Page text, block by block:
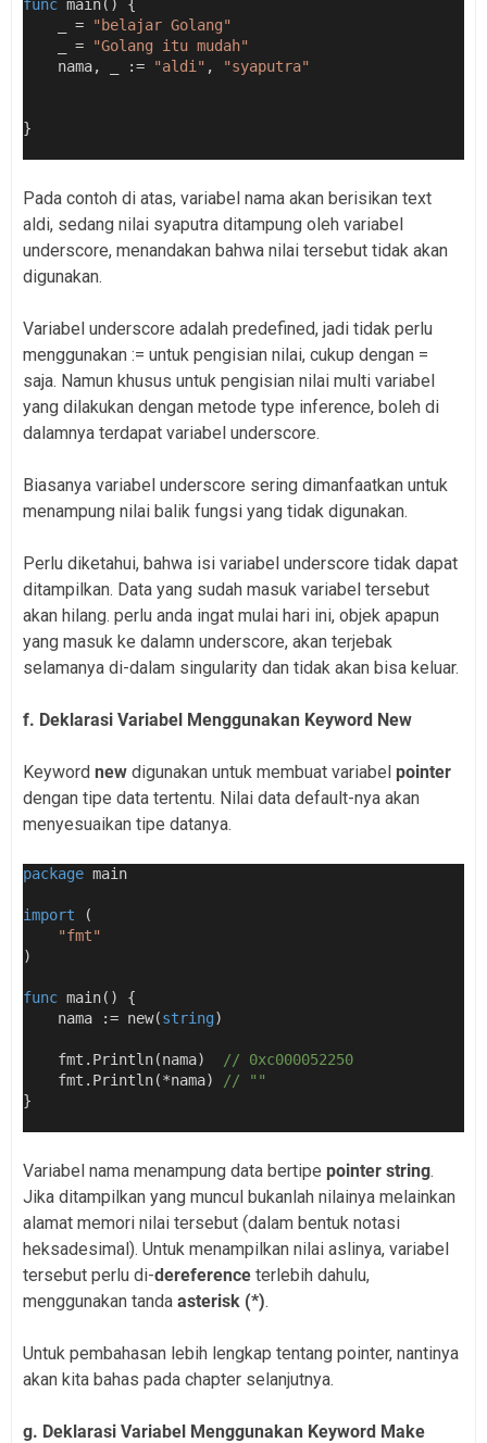
func main() {
_ =
"belajar Golang"
_ =
"Golang itu mudah"
nama, _ :=
"aldi" , "syaputra"
}
Pada contoh di atas, variabel nama akan berisikan text
aldi, sedang nilai syaputra ditampung oleh variabel
underscore, menandakan bahwa nilai tersebut tidak akan
digunakan.
Variabel underscore adalah predefined, jadi tidak perlu
menggunakan := untuk pengisian nilai, cukup dengan =
saja. Namun khusus untuk pengisian nilai multi variabel
yang dilakukan dengan metode type inference, boleh di
dalamnya terdapat variabel underscore.
Biasanya variabel underscore sering dimanfaatkan untuk
menampung nilai balik fungsi yang tidak digunakan.
Perlu diketahui, bahwa isi variabel underscore tidak dapat
ditampilkan. Data yang sudah masuk variabel tersebut
akan hilang. perlu anda ingat mulai hari ini, objek apapun
yang masuk ke dalamn underscore, akan terjebak
selamanya di-dalam singularity dan tidak akan bisa keluar.
f. Deklarasi Variabel Menggunakan Keyword New
Keyword new digunakan untuk membuat variabel pointer
dengan tipe data tertentu. Nilai data default-nya akan
menyesuaikan tipe datanya.
package main
import (
"fmt"
)
func main() {
nama := new(string)
fmt.Println(nama)
// 0xc000052250
fmt.Println(*nama)
// ""
}
Variabel nama menampung data bertipe pointer string.
Jika ditampilkan yang muncul bukanlah nilainya melainkan
alamat memori nilai tersebut (dalam bentuk notasi
heksadesimal). Untuk menampilkan nilai aslinya, variabel
tersebut perlu di-dereference terlebih dahulu,
menggunakan tanda asterisk (*).
Untuk pembahasan lebih lengkap tentang pointer, nantinya
akan kita bahas pada chapter selanjutnya.
g. Deklarasi Variabel Menggunakan Keyword Make